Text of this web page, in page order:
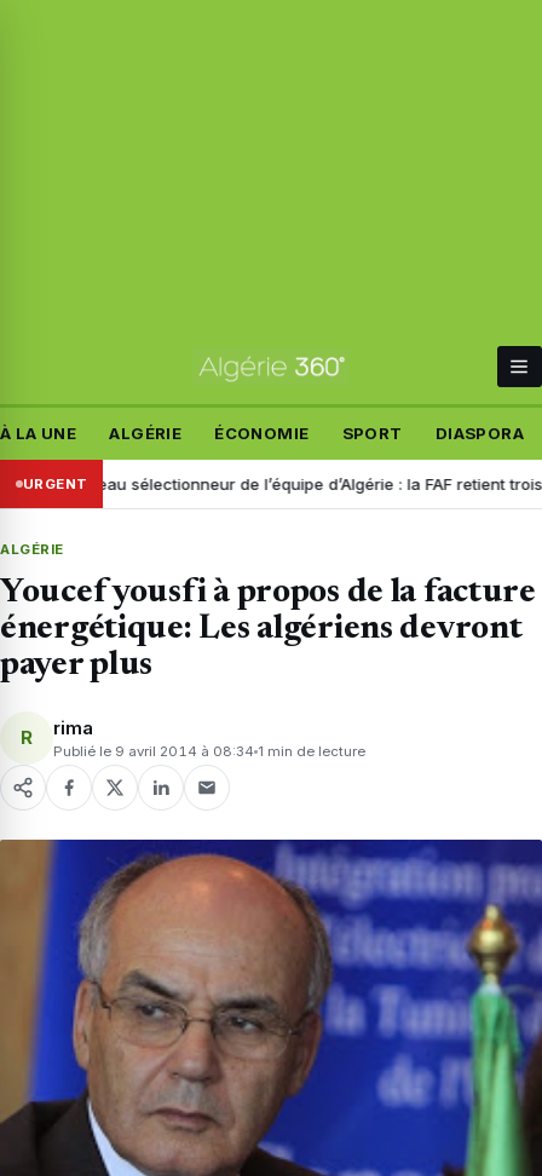
À LA UNE ALGÉRIE ÉCONOMIE SPORT DIASPORA
URGENT
Nouveau sélectionneur de l’équipe d’Algérie : la FAF retient trois noms
ALGÉRIE
Youcef yousfi à propos de la facture
énergétique: Les algériens devront
payer plus
R rima
Publié le 9 avril 2014 à 08:34 1 min de lecture